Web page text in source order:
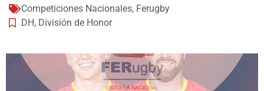
Competiciones Nacionales, Ferugby
DH, División de Honor